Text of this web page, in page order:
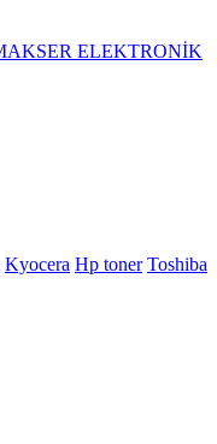
Kyocera Hp toner Toshiba